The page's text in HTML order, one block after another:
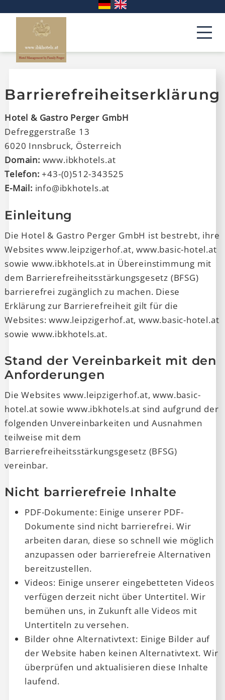
Barrierefreiheitserklärung
Hotel & Gastro Perger GmbH
Defreggerstraße 13
6020 Innsbruck, Österreich
Domain: www.ibkhotels.at
Telefon: +43-(0)512-343525
E-Mail: info@ibkhotels.at
Einleitung
Die Hotel & Gastro Perger GmbH ist bestrebt, ihre
Websites www.leipzigerhof.at, www.basic-hotel.at
sowie www.ibkhotels.at in Übereinstimmung mit
dem Barrierefreiheitsstärkungsgesetz (BFSG)
barrierefrei zugänglich zu machen. Diese
Erklärung zur Barrierefreiheit gilt für die
Websites: www.leipzigerhof.at, www.basic-hotel.at
sowie www.ibkhotels.at.
Stand der Vereinbarkeit mit den
Anforderungen
Die Websites www.leipzigerhof.at, www.basic-
hotel.at sowie www.ibkhotels.at sind aufgrund der
folgenden Unvereinbarkeiten und Ausnahmen
teilweise mit dem
Barrierefreiheitsstärkungsgesetz (BFSG)
vereinbar.
Nicht barrierefreie Inhalte
PDF-Dokumente: Einige unserer PDF-
Dokumente sind nicht barrierefrei. Wir
arbeiten daran, diese so schnell wie möglich
anzupassen oder barrierefreie Alternativen
bereitzustellen.
Videos: Einige unserer eingebetteten Videos
verfügen derzeit nicht über Untertitel. Wir
bemühen uns, in Zukunft alle Videos mit
Untertiteln zu versehen.
Bilder ohne Alternativtext: Einige Bilder auf
der Website haben keinen Alternativtext. Wir
überprüfen und aktualisieren diese Inhalte
laufend.